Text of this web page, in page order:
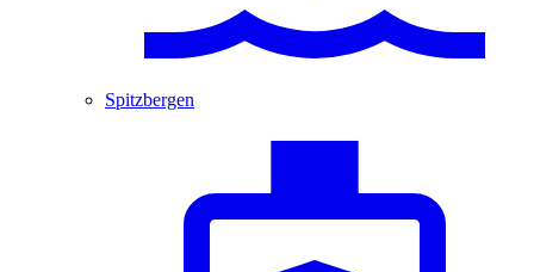
Spitzbergen